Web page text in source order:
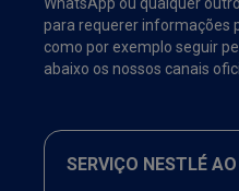
para requerer informações
como por exemplo seguir
abaixo os nossos canais
SERVIÇO NESTLÉ